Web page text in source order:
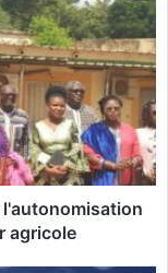
l'autonomisation
agricole